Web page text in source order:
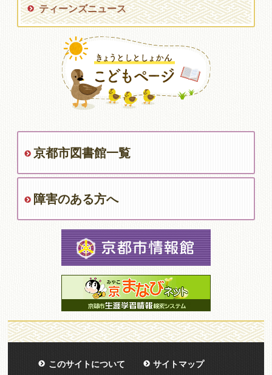
ティーンズニュース
京都市図書館一覧
障害のある方へ
このサイトについて サイトマップ